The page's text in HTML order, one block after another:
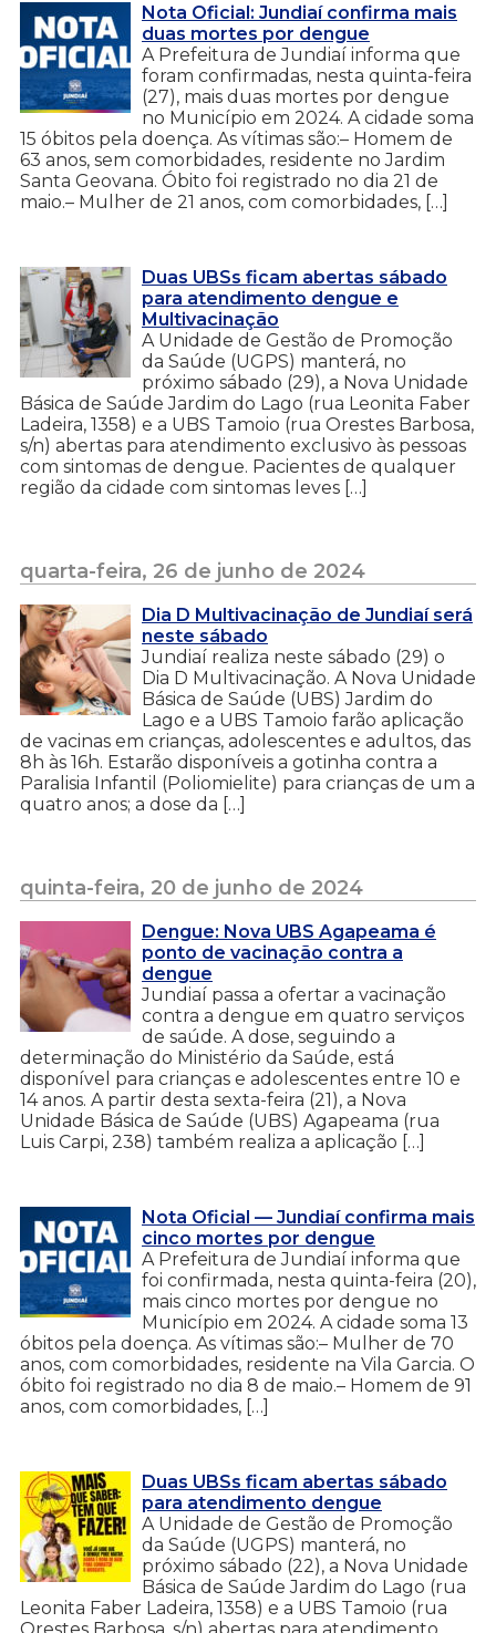
Nota Oficial: Jundiaí confirma mais
duas mortes por dengue
A Prefeitura de Jundiaí informa que
foram confirmadas, nesta quinta-feira
(27), mais duas mortes por dengue
no Município em 2024. A cidade soma
15 óbitos pela doença. As vítimas são:– Homem de
63 anos, sem comorbidades, residente no Jardim
Santa Geovana. Óbito foi registrado no dia 21 de
maio.– Mulher de 21 anos, com comorbidades, […]
Duas UBSs ficam abertas sábado
para atendimento dengue e
Multivacinação
A Unidade de Gestão de Promoção
da Saúde (UGPS) manterá, no
próximo sábado (29), a Nova Unidade
Básica de Saúde Jardim do Lago (rua Leonita Faber
Ladeira, 1358) e a UBS Tamoio (rua Orestes Barbosa,
s/n) abertas para atendimento exclusivo às pessoas
com sintomas de dengue. Pacientes de qualquer
região da cidade com sintomas leves […]
quarta-feira, 26 de junho de 2024
Dia D Multivacinação de Jundiaí será
neste sábado
Jundiaí realiza neste sábado (29) o
Dia D Multivacinação. A Nova Unidade
Básica de Saúde (UBS) Jardim do
Lago e a UBS Tamoio farão aplicação
de vacinas em crianças, adolescentes e adultos, das
8h às 16h. Estarão disponíveis a gotinha contra a
Paralisia Infantil (Poliomielite) para crianças de um a
quatro anos; a dose da […]
quinta-feira, 20 de junho de 2024
Dengue: Nova UBS Agapeama é
ponto de vacinação contra a
dengue
Jundiaí passa a ofertar a vacinação
contra a dengue em quatro serviços
de saúde. A dose, seguindo a
determinação do Ministério da Saúde, está
disponível para crianças e adolescentes entre 10 e
14 anos. A partir desta sexta-feira (21), a Nova
Unidade Básica de Saúde (UBS) Agapeama (rua
Luis Carpi, 238) também realiza a aplicação […]
Nota Oficial — Jundiaí confirma mais
cinco mortes por dengue
A Prefeitura de Jundiaí informa que
foi confirmada, nesta quinta-feira (20),
mais cinco mortes por dengue no
Município em 2024. A cidade soma 13
óbitos pela doença. As vítimas são:– Mulher de 70
anos, com comorbidades, residente na Vila Garcia. O
óbito foi registrado no dia 8 de maio.– Homem de 91
anos, com comorbidades, […]
Duas UBSs ficam abertas sábado
para atendimento dengue
A Unidade de Gestão de Promoção
da Saúde (UGPS) manterá, no
próximo sábado (22), a Nova Unidade
Básica de Saúde Jardim do Lago (rua
Leonita Faber Ladeira, 1358) e a UBS Tamoio (rua
Orestes Barbosa, s/n) abertas para atendimento